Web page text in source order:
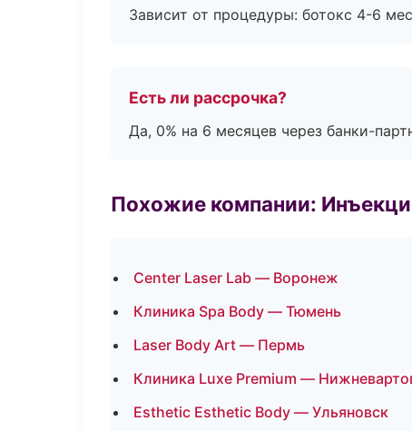
Зависит от процедуры: ботокс 4-6
Есть ли рассрочка?
Да, 0% на 6 месяцев через банки-
Похожие компании:
Center Laser Lab — Воронеж
Клиника Spa Body — Тюмень
Laser Body Art — Пермь
Клиника Luxe Premium —
Esthetic Esthetic Body — Ульяновск